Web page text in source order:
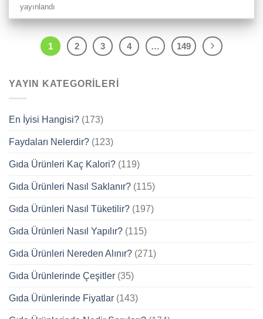
yayınlandı
1 2 3 4 … 149
YAYIN KATEGORILERI
En İyisi Hangisi? (173)
Faydaları Nelerdir? (123)
Gıda Ürünleri Kaç Kalori? (119)
Gıda Ürünleri Nasıl Saklanır? (115)
Gıda Ürünleri Nasıl Tüketilir? (197)
Gıda Ürünleri Nasıl Yapılır? (115)
Gıda Ürünleri Nereden Alınır? (271)
Gıda Ürünlerinde Çeşitler (35)
Gıda Ürünlerinde Fiyatlar (143)